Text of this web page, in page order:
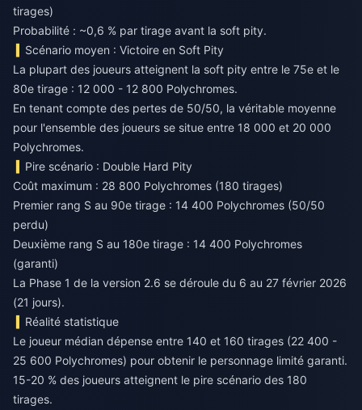
tirages)
Probabilité : ~0,6 % par tirage avant la soft pity.
Scénario moyen : Victoire en Soft Pity
La plupart des joueurs atteignent la soft pity entre le 75e et le
80e tirage : 12 000 - 12 800 Polychromes.
En tenant compte des pertes de 50/50, la véritable moyenne
pour l'ensemble des joueurs se situe entre 18 000 et 20 000
Polychromes.
Pire scénario : Double Hard Pity
Coût maximum : 28 800 Polychromes (180 tirages)
Premier rang S au 90e tirage : 14 400 Polychromes (50/50
perdu)
Deuxième rang S au 180e tirage : 14 400 Polychromes
(garanti)
La Phase 1 de la version 2.6 se déroule du 6 au 27 février 2026
(21 jours).
Réalité statistique
Le joueur médian dépense entre 140 et 160 tirages (22 400 -
25 600 Polychromes) pour obtenir le personnage limité garanti.
15-20 % des joueurs atteignent le pire scénario des 180
tirages.